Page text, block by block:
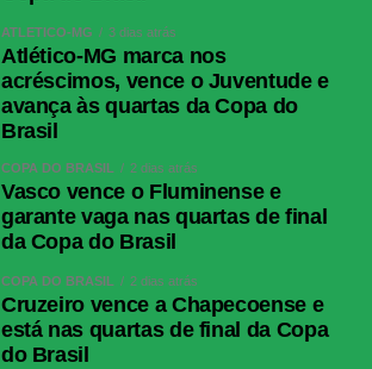
ATLÉTICO-MG 3 dias atrás
Atlético-MG marca nos
acréscimos, vence o Juventude e
avança às quartas da Copa do
Brasil
COPA DO BRASIL 2 dias atrás
Vasco vence o Fluminense e
garante vaga nas quartas de final
da Copa do Brasil
COPA DO BRASIL 2 dias atrás
Cruzeiro vence a Chapecoense e
está nas quartas de final da Copa
do Brasil